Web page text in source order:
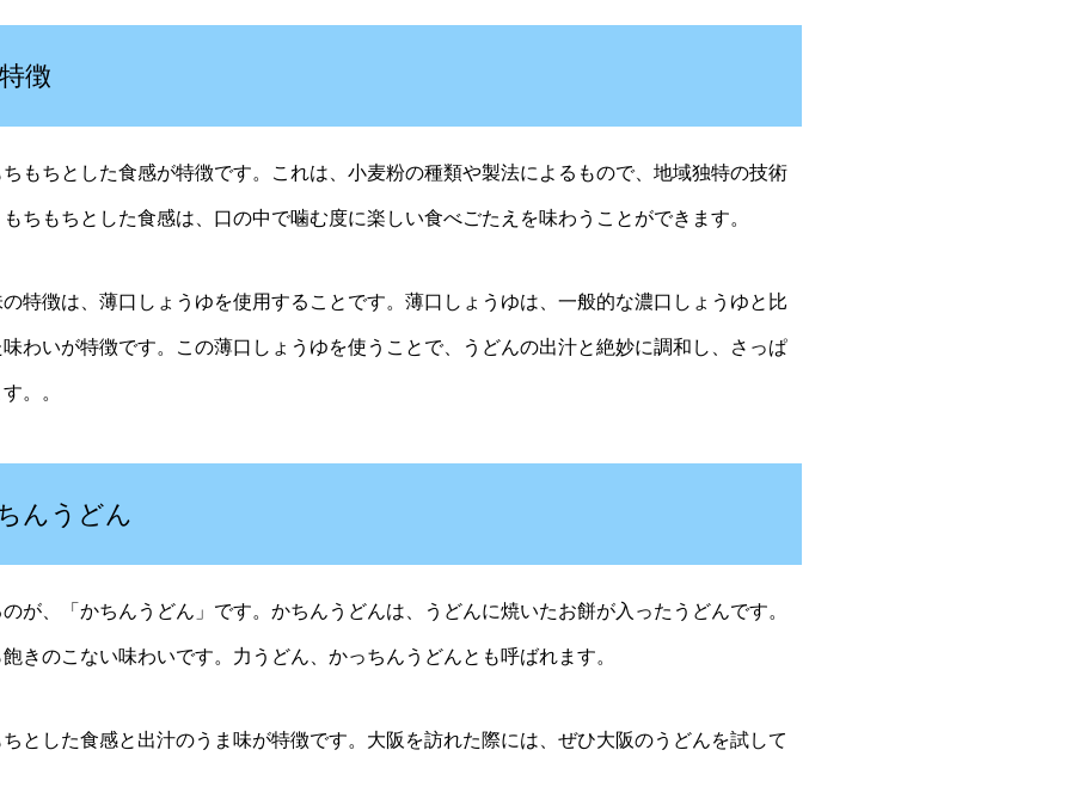
徴
もちとした食感が特徴です。これは、小麦粉の種類や製法によるもので、地域独特の技術
ちもちとした食感は、口の中で噛む度に楽しい食べごたえを味わうことができます。
特徴は、薄口しょうゆを使用することです。薄口しょうゆは、一般的な濃口しょうゆと比
わいが特徴です。この薄口しょうゆを使うことで、うどんの出汁と絶妙に調和し、さっぱ
。。
んうどん
が、「かちんうどん」です。かちんうどんは、うどんに焼いたお餅が入ったうどんです。
きのこない味わいです。力うどん、かっちんうどんとも呼ばれます。
とした食感と出汁のうま味が特徴です。大阪を訪れた際には、ぜひ大阪のうどんを試して